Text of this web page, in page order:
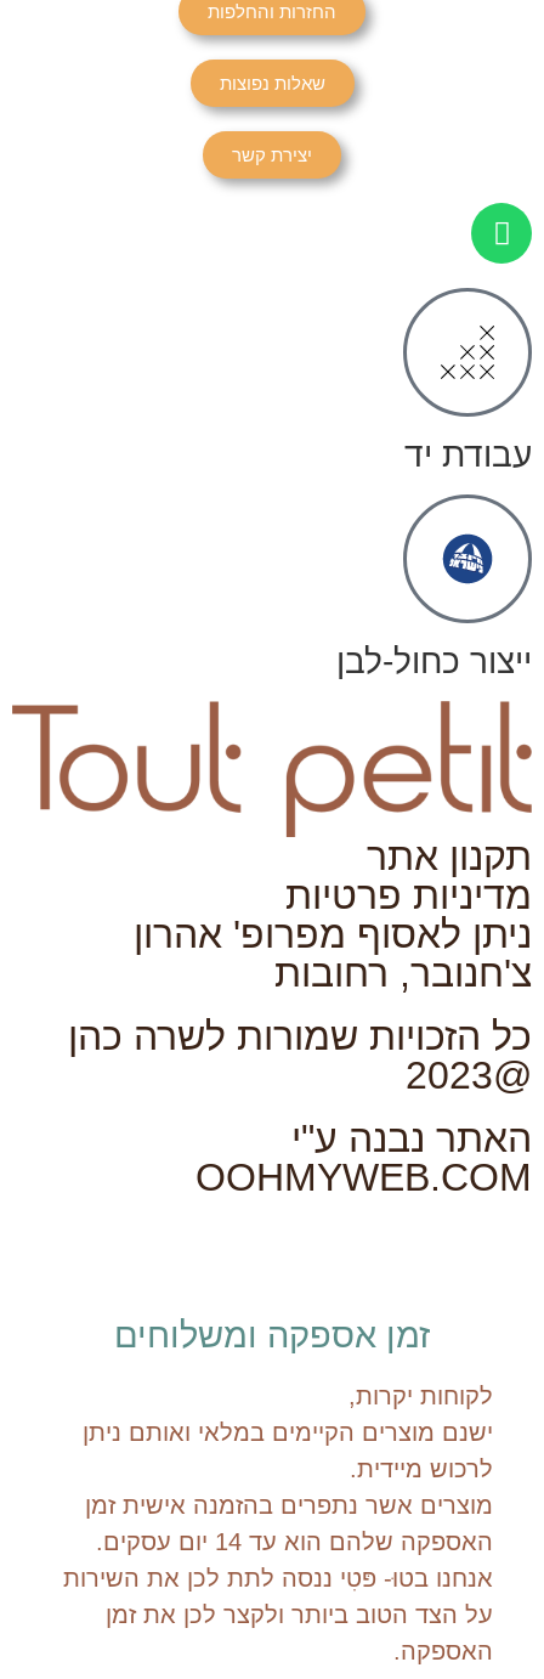
החזרות והחלפות
שאלות נפוצות
יצירת קשר
עבודת יד
ייצור כחול-לבן
תקנון אתר
מדיניות פרטיות
ניתן לאסוף מפרופ' אהרון
צ'חנובר, רחובות
כל הזכויות שמורות לשרה כהן
@2023
האתר נבנה ע"י
OOHMYWEB.COM
זמן אספקה ומשלוחים
לקוחות יקרות,
ישנם מוצרים הקיימים במלאי ואותם ניתן
לרכוש מיידית.
מוצרים אשר נתפרים בהזמנה אישית זמן
האספקה שלהם הוא עד 14 יום עסקים.
אנחנו בטוּ- פּטִי ננסה לתת לכן את השירות
על הצד הטוב ביותר ולקצר לכן את זמן
האספקה.